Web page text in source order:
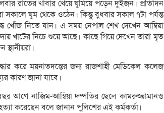
রাতের খাবার খেয়ে ঘুমিয়ে পড়েন দুইজন। প্রতিদিন
সকালে ঘুম থেকে ওঠেন। কিন্তু বুধবার সকাল ৭টা পর্যন্ত
খোঁজ নিতে যান। এ সময় নেপাল শেখ দেখেন আম্বিয়া
খাটের নিচে শুয়ে আছে। কাছে গিয়ে দেখেন তারা মৃত
করে ময়নাতদন্তের জন্য রাজশাহী মেডিকেল কলেজ
কারণ জানা যাবে।
আগে নাজিম-আম্বিয়া দম্পতির ছেলে কামরুজ্জামানও
করেছেন বলে জানান পুলিশের এই কর্মকর্তা।